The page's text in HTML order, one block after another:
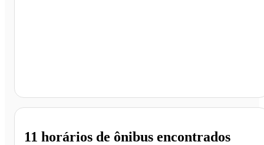
11 horários de ônibus encontrados